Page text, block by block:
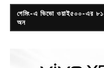
গেমিং-এ ভিভো ওয়াই৫০০-এর
অন